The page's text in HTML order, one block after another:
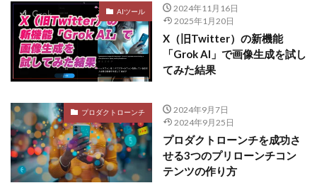
AIツール
2024年11月16日
2025年1月20日
X（旧Twitter）の新機能
「Grok AI」で画像生成を試し
てみた結果
プロダクトローンチ
2024年9月7日
2024年9月25日
プロダクトローンチを成功さ
せる3つのプリローンチコン
テンツの作り方